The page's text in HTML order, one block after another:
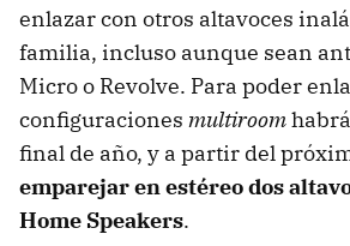
enlazar con otros altavoces
familia, incluso aunque sean
Micro o Revolve. Para poder
configuraciones multiroom
final de año, y a partir del
emparejar en estéreo dos
Home Speakers.